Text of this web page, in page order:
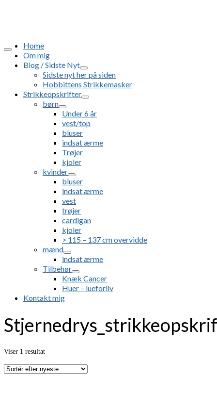
Home
Om mig
Blog / Sidste Nyt
Sidste nyt her på siden
Hobbittens Strikkemasker
Strikkeopskrifter
børn
Under 6 år
vest/top
bluser
indsat ærme
Trøjer
kjoler
kvinder
bluser
indsat ærme
vest
trøjer
cardigan
kjoler
> 115 – 137 cm overvidde
mænd
indsat ærme
Tilbehør
Knæk Cancer
Huer – lueforliv
Kontakt mig
Viser 1 resultat